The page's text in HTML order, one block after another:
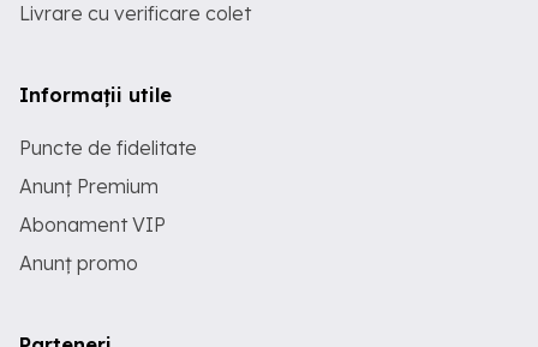
Livrare cu verificare colet
Informații utile
Puncte de fidelitate
Anunț Premium
Abonament VIP
Anunț promo